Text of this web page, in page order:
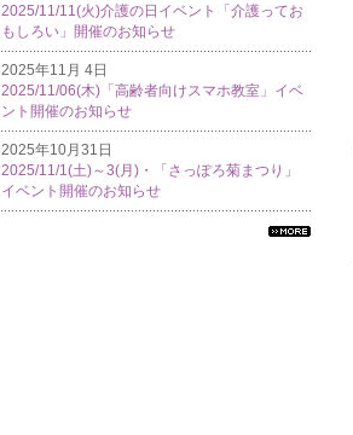
2025/11/11(火)介護の日イベント「介護ってお
もしろい」開催のお知らせ
2025年11月 4日
2025/11/06(木)「高齢者向けスマホ教室」イベ
ント開催のお知らせ
2025年10月31日
2025/11/1(土)～3(月)・「さっぽろ菊まつり」
イベント開催のお知らせ